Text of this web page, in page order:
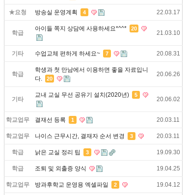
★요청 방송실 운영계획 4 22.03.17
학급
아이들 쪽지 상담에 사용하세요*^^* 20
21.03.10
기타 수업교체 편하게 하세요~ 7 20.08.31
학급
학생과 첫 만남에서 이용하면 좋을 자료입니
다.
20
20.06.26
기타
교내 교실 무선 공유기 설치(2020년) 5
20.06.02
학교업무 결재선 등록 1 20.03.11
학교업무 나이스 근무시간, 결재자 순서 변경 3 20.03.11
학급 낡은 교실 정리 팁 3 19.09.30
학급 조퇴 및 외출증 양식 19.04.25
학교업무 방과후학교 운영용 엑셀파일 2 19.04.12